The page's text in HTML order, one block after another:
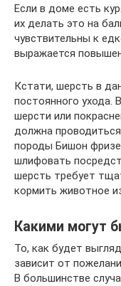
Если в доме есть
их делать это на
чувствительны к
выражается
Кстати, шерсть в
постоянного ухода.
шерсти или
должна
породы Бишон фризе
шлифовать
шерсть требует
кормить животное
Какими могут
То, как будет
зависит от
В большинстве